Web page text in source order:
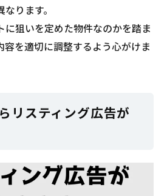
ります。
に狙いを定めた物件なのかを踏ま
容を適切に調整するよう心がけま
リスティング広告が